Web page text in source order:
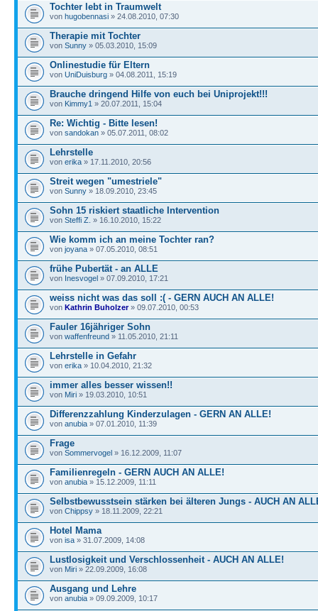
Tochter lebt in Traumwelt
von hugobennasi » 24.08.2010, 07:30
Therapie mit Tochter
von Sunny » 05.03.2010, 15:09
Onlinestudie für Eltern
von UniDuisburg » 04.08.2011, 15:19
Brauche dringend Hilfe von euch bei Uniprojekt!!!
von Kimmy1 » 20.07.2011, 15:04
Re: Wichtig - Bitte lesen!
von sandokan » 05.07.2011, 08:02
Lehrstelle
von erika » 17.11.2010, 20:56
Streit wegen "umestriele"
von Sunny » 18.09.2010, 23:45
Sohn 15 riskiert staatliche Intervention
von Steffi Z. » 16.10.2010, 15:22
Wie komm ich an meine Tochter ran?
von joyana » 07.05.2010, 08:51
frühe Pubertät - an ALLE
von Inesvogel » 07.09.2010, 17:21
weiss nicht was das soll :( - GERN AUCH AN ALLE!
von Kathrin Buholzer» 09.07.2010, 00:53
Fauler 16jähriger Sohn
von waffenfreund » 11.05.2010, 21:11
Lehrstelle in Gefahr
von erika » 10.04.2010, 21:32
immer alles besser wissen!!
von Miri » 19.03.2010, 10:51
Differenzzahlung Kinderzulagen - GERN AN ALLE!
von anubia » 07.01.2010, 11:39
Frage
von Sommervogel » 16.12.2009, 11:07
Familienregeln - GERN AUCH AN ALLE!
von anubia » 15.12.2009, 11:11
Selbstbewusstsein stärken bei älteren Jungs - AUCH AN
von Chippsy » 18.11.2009, 22:21
Hotel Mama
von isa » 31.07.2009, 14:08
Lustlosigkeit und Verschlossenheit - AUCH AN ALLE!
von Miri » 22.09.2009, 16:08
Ausgang und Lehre
von anubia » 09.09.2009, 10:17